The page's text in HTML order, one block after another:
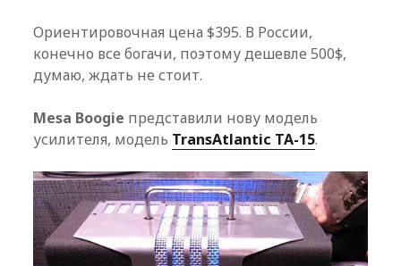
Ориентировочная цена $395. В России,
конечно все богачи, поэтому дешевле 500$,
думаю, ждать не стоит.
Mesa Boogie представили нову модель
усилителя, модель TransAtlantic TA-15.